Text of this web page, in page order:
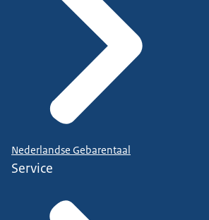
Nederlandse Gebarentaal
Service